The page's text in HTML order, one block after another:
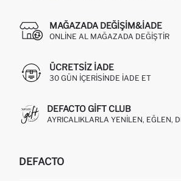
MAĞAZADA DEĞIŞIM&İADE
ONLINE AL MAĞAZADA DEĞIŞTIR
ÜCRETSIZ IADE
30 GÜN IÇERISINDE IADE ET
DEFACTO GIFT CLUB
AYRICALIKLARLA YENILEN, EĞLEN,
DEFACTO